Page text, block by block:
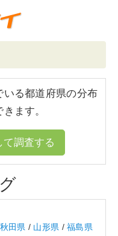
いる都道府県の分布
ます。
て調査する
秋田県 / 山形県 /福島県